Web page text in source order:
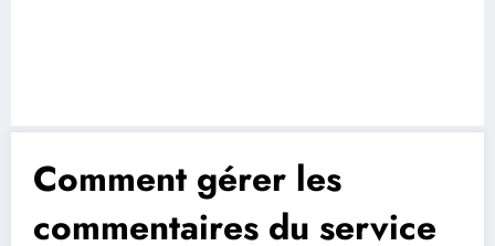
Comment gérer les
commentaires du service